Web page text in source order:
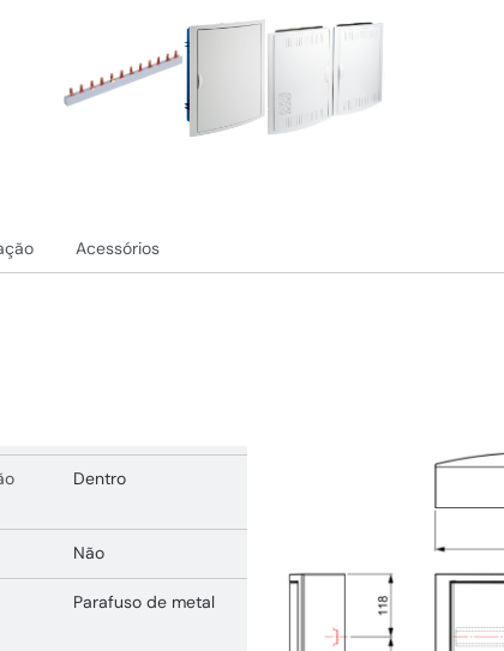
Acessórios
Dentro
Não
Parafuso de metal